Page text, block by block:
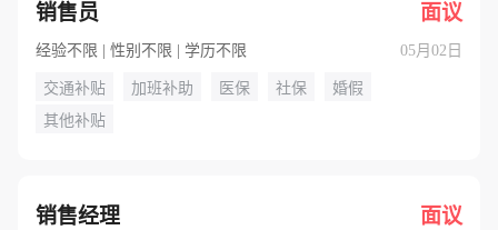
销售员 面议
经验不限 | 性别不限 | 学历不限 05月02日
交通补贴 加班补助 医保 社保
婚假
其他补贴
销售经理 面议